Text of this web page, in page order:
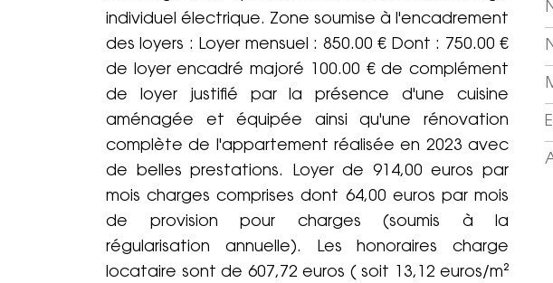
individuel électrique. Zone soumise à l'encadrement
des loyers : Loyer mensuel : 850.00 € Dont : 750.00 €
de loyer encadré majoré 100.00 € de complément
de loyer justifié par la présence d'une cuisine
aménagée et équipée ainsi qu'une rénovation
complète de l'appartement réalisée en 2023 avec
de belles prestations. Loyer de 914,00 euros par
mois charges comprises dont 64,00 euros par mois
de provision pour charges (soumis à la
régularisation annuelle). Les honoraires charge
locataire sont de 607,72 euros ( soit 13,12 euros/m²